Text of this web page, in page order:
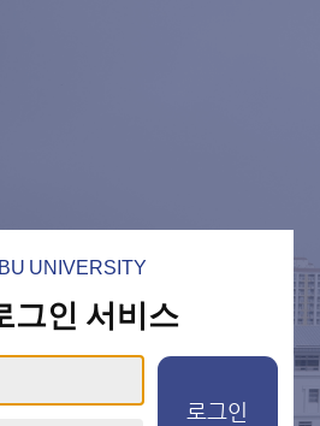
UNIVERSITY
그인 서비스
로그인